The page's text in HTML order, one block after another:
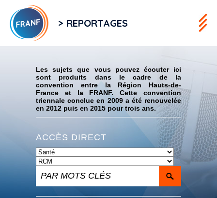
> REPORTAGES
Les sujets que vous pouvez écouter ici
sont produits dans le cadre de la
convention entre la Région Hauts-de-
France et la FRANF. Cette convention
triennale conclue en 2009 a été renouvelée
en 2012 puis en 2015 pour trois ans.
ACCÈS DIRECT